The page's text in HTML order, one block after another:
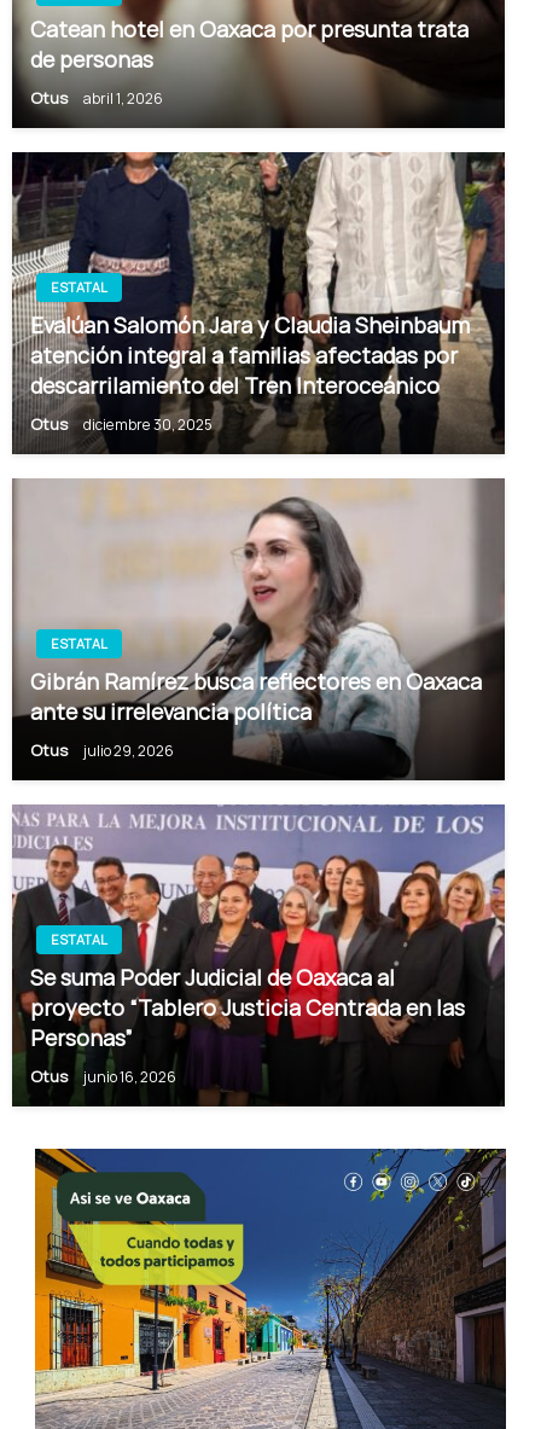
Catean hotel en Oaxaca por presunta trata
de personas
Otus abril 1, 2026
ESTATAL
Evalúan Salomón Jara y Claudia Sheinbaum
atención integral a familias afectadas por
descarrilamiento del Tren Interoceánico
Otus diciembre 30, 2025
ESTATAL
Gibrán Ramírez busca reflectores en Oaxaca
ante su irrelevancia política
Otus julio 29, 2026
ESTATAL
Se suma Poder Judicial de Oaxaca al
proyecto “Tablero Justicia Centrada en las
Personas”
Otus junio 16, 2026